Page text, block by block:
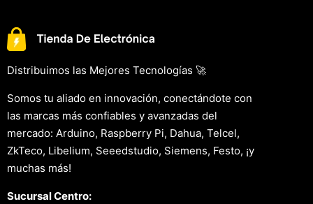
Distribuimos las Mejores Tecnologías 🚀
Somos tu aliado en innovación, conectándote con
las marcas más confiables y avanzadas del
mercado: Arduino, Raspberry Pi, Dahua, Telcel,
ZkTeco, Libelium, Seeedstudio, Siemens, Festo, ¡y
muchas más!
Sucursal Centro: